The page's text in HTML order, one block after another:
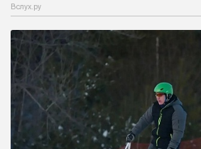
Вслух.ру